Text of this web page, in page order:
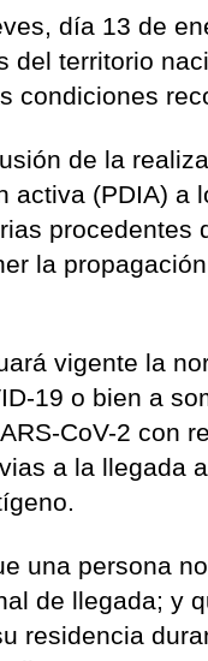
día 13 de
del territorio
condiciones
de la
activa (PDIA) a
procedentes
la
vigente la
19 o bien a
CoV-2 con
a la llegada
una persona
de llegada; y
residencia